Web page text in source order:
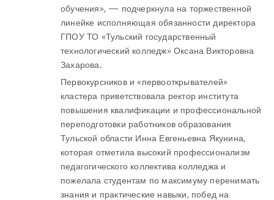
обучения», — подчеркнула на торжественной
линейке исполняющая обязанности директора
ГПОУ ТО «Тульский государственный
технологический колледж» Оксана Викторовна
Захарова.
Первокурсников и «первооткрывателей»
кластера приветствовала ректор института
повышения квалификации и профессиональной
переподготовки работников образования
Тульской области Инна Евгеньевна Якунина,
которая отметила высокий профессионализм
педагогического коллектива колледжа и
пожелала студентам по максимуму перенимать
знания и практические навыки, побед на